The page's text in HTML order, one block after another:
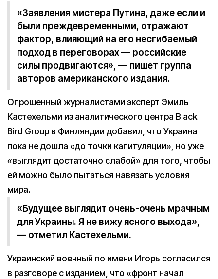
«Заявления мистера Путина, даже если и
были преждевременными, отражают
фактор, влияющий на его несгибаемый
подход в переговорах — российские
силы продвигаются», — пишет группа
авторов американского издания.
Опрошенный журналистами эксперт Эмиль
Кастехельми из аналитического центра Black
Bird Group в Финляндии добавил, что Украина
пока не дошла «до точки капитуляции», но уже
«выглядит достаточно слабой» для того, чтобы
ей можно было пытаться навязать условия
мира.
«Будущее выглядит очень-очень мрачным
для Украины. Я не вижу ясного выхода»,
— отметил Кастехельми.
Украинский военный по имени Игорь согласился
в разговоре с изданием, что «фронт начал